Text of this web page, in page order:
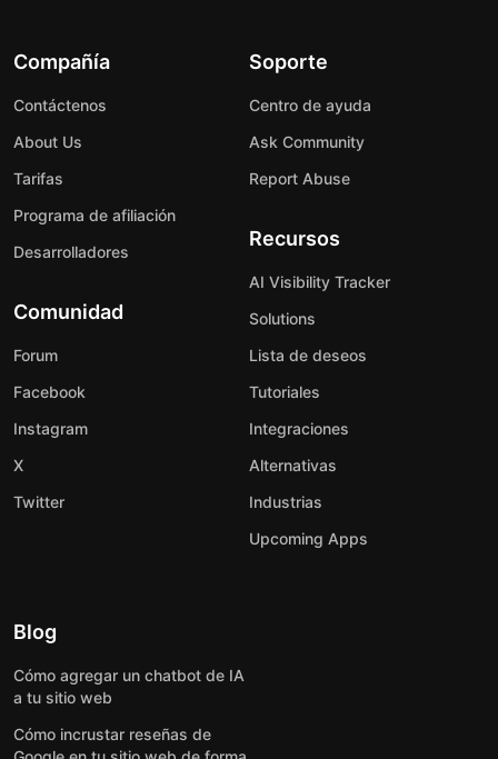
Compañía
Contáctenos
About Us
Tarifas
Programa de afiliación
Desarrolladores
Comunidad
Forum
Facebook
Instagram
X
Twitter
Soporte
Centro de ayuda
Ask Community
Report Abuse
Recursos
AI Visibility Tracker
Solutions
Lista de deseos
Tutoriales
Integraciones
Alternativas
Industrias
Upcoming Apps
Blog
Cómo agregar un chatbot de IA
a tu sitio web
Cómo incrustar reseñas de